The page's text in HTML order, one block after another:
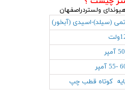
ولستردراصفهان
(سیلد)-اسیدی (آبخور)
کوتاه قطب چپ